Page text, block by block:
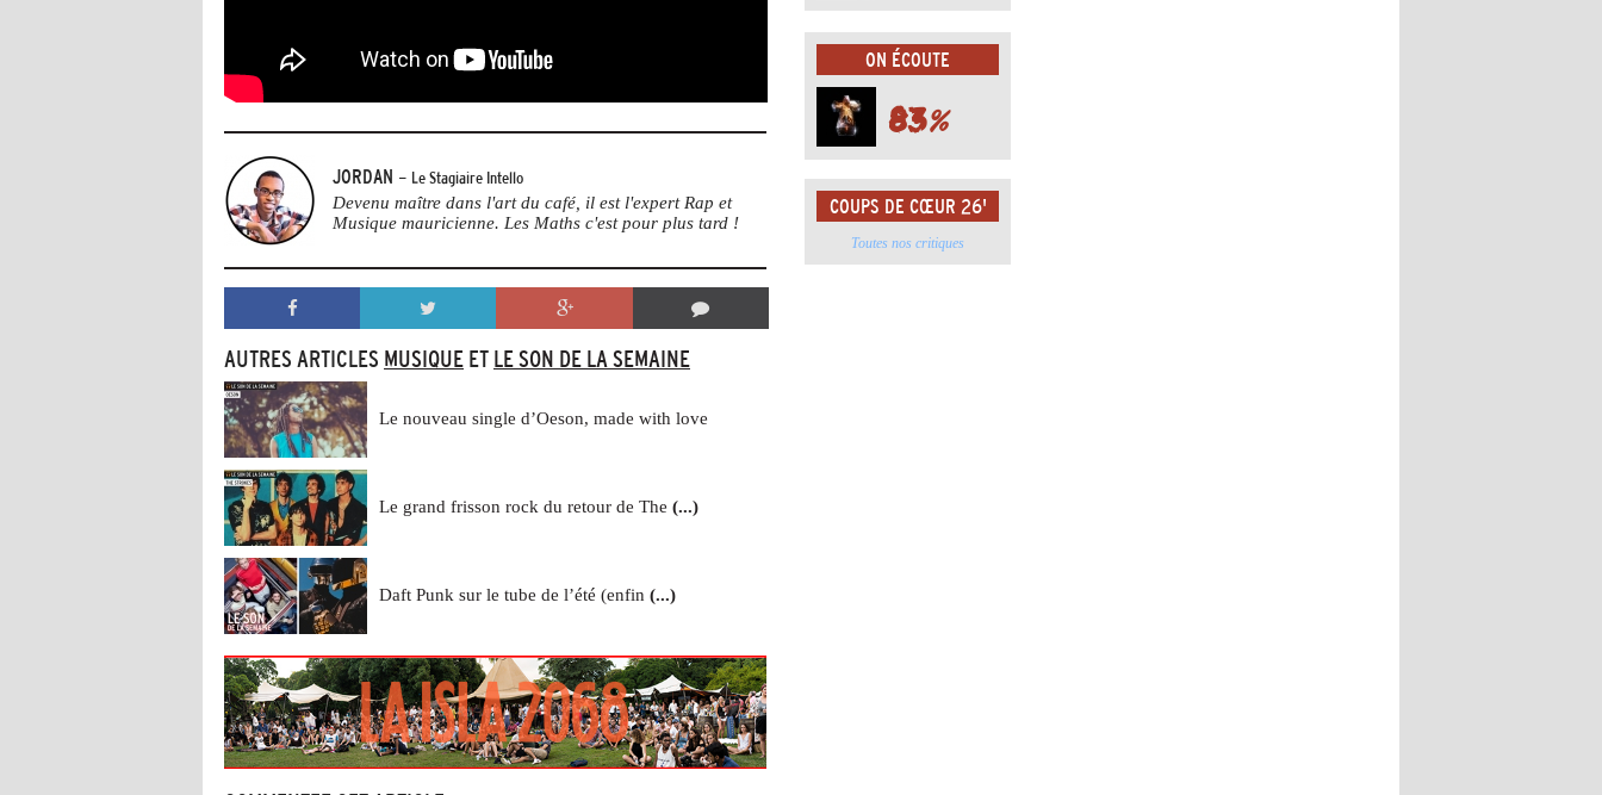
JORDAN - Le Stagiaire Intello
Devenu maître dans l'art du café, il est l'expert Rap et
Musique mauricienne. Les Maths c'est pour plus tard !
AUTRES ARTICLES MUSIQUE ET LE SON DE LA SEMAINE
Le nouveau single d’Oeson, made with love
Le grand frisson rock du retour de The (...)
Daft Punk sur le tube de l’été (enfin (...)
ON ÉCOUTE
83%
COUPS DE CŒUR 26'
Toutes nos critiques